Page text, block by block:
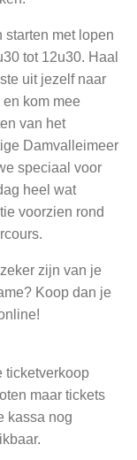
starten met lopen
tot 12u30. Haal
uit jezelf naar
en kom mee
van het
Damvalleimeer
speciaal voor
heel wat
voorzien rond
zijn van je
Koop dan je
ticketverkoop
maar tickets
kassa nog